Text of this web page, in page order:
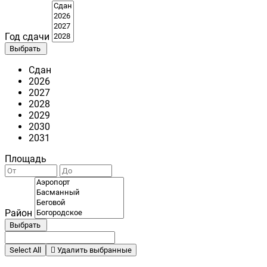
Год сдачи
Выбрать
Сдан
2026
2027
2028
2029
2030
2031
Площадь
Район
Выбрать
Select All Удалить выбранные